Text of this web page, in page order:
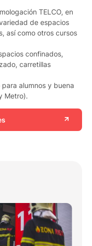
TELCO, en
de espacios
así como otros cursos
confinados,
carretillas
alumnos y buena
Metro).